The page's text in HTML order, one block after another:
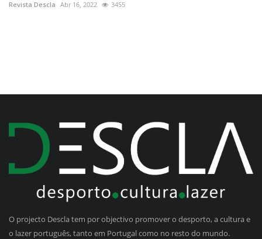
Revista Descla Abr 16, 2022 3455
O projecto Descla tem por objectivo promover o desporto, a cultura e
o lazer português, tanto em Portugal como no resto do mundo.